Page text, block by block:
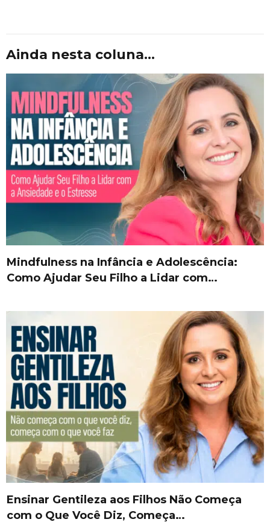
Ainda nesta coluna...
Mindfulness na Infância e Adolescência:
Como Ajudar Seu Filho a Lidar com…
Ensinar Gentileza aos Filhos Não Começa
com o Que Você Diz, Começa…